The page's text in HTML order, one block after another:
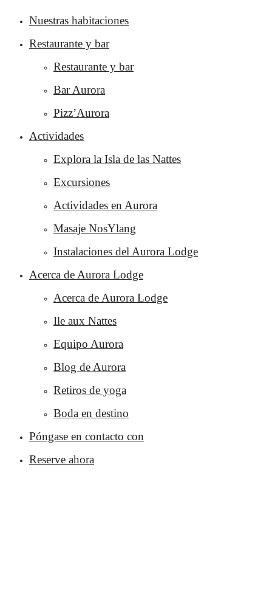
Nuestras habitaciones
Restaurante y bar
Restaurante y bar
Bar Aurora
Pizz’Aurora
Actividades
Explora la Isla de las Nattes
Excursiones
Actividades en Aurora
Masaje NosYlang
Instalaciones del Aurora Lodge
Acerca de Aurora Lodge
Acerca de Aurora Lodge
Ile aux Nattes
Equipo Aurora
Blog de Aurora
Retiros de yoga
Boda en destino
Póngase en contacto con
Reserve ahora